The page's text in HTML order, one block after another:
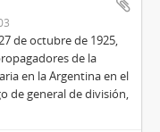
de octubre de 1925,
de la
en la Argentina en el
de general de división,